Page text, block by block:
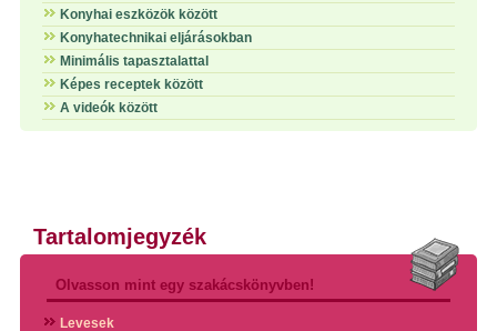
Konyhai eszközök között
Konyhatechnikai eljárásokban
Minimális tapasztalattal
Képes receptek között
A videók között
Tartalomjegyzék
Olvasson mint egy szakácskönyvben!
Levesek